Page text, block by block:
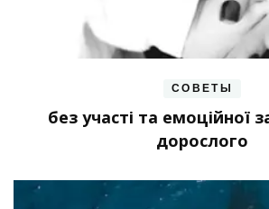
СОВЕТЫ
без участі та емоційної
дорослого